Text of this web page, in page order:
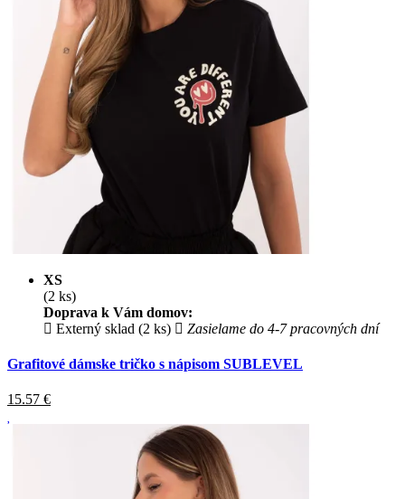
XS
(2 ks)
Doprava k Vám domov:
Externý sklad (2 ks)
Zasielame do 4-7 pracovných dní
Grafitové dámske tričko s nápisom SUBLEVEL
15.57 €